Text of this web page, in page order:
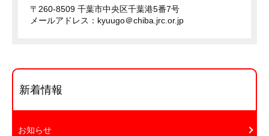
〒260-8509 千葉市中央区千葉港5番7号
メールアドレス：kyuugo＠chiba.jrc.or.jp
新着情報
お知らせ